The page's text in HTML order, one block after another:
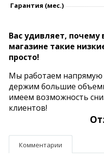
Гарантия (мес.)
Вас удивляет,
магазине такие
просто!
Мы работаем напрямую
держим большие
имеем возможность
клиентов!
Комментарии